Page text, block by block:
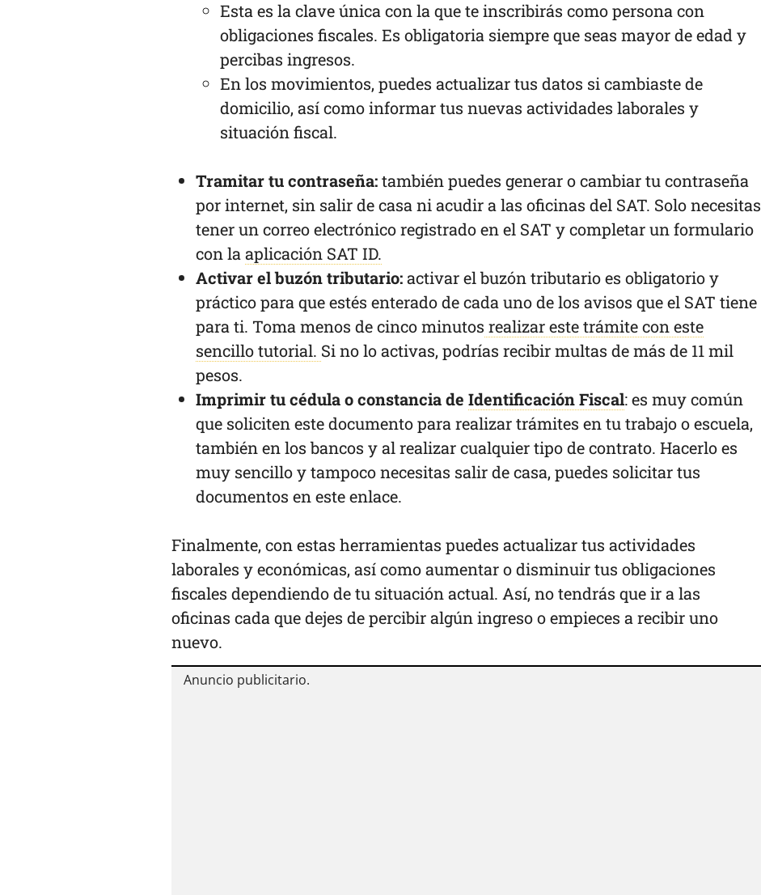
Esta es la clave única con la que te inscribirás como persona con
obligaciones fiscales. Es obligatoria siempre que seas mayor de edad y
percibas ingresos.
En los movimientos, puedes actualizar tus datos si cambiaste de
domicilio, así como informar tus nuevas actividades laborales y
situación fiscal.
Tramitar tu contraseña:también puedes generar o cambiar tu contraseña
por internet, sin salir de casa ni acudir a las oficinas del SAT. Solo necesitas
tener un correo electrónico registrado en el SAT y completar un formulario
con la aplicación SAT ID.
Activar el buzón tributario:activar el buzón tributario es obligatorio y
práctico para que estés enterado de cada uno de los avisos que el SAT tiene
para ti. Toma menos de cinco minutos realizar este trámite con este
sencillo tutorial. Si no lo activas, podrías recibir multas de más de 11 mil
pesos.
Imprimir tu cédula o constancia de Identificación Fiscal: es muy común
que soliciten este documento para realizar trámites en tu trabajo o escuela,
también en los bancos y al realizar cualquier tipo de contrato. Hacerlo es
muy sencillo y tampoco necesitas salir de casa, puedes solicitar tus
documentos en este enlace.
Finalmente, con estas herramientas puedes actualizar tus actividades
laborales y económicas, así como aumentar o disminuir tus obligaciones
fiscales dependiendo de tu situación actual. Así, no tendrás que ir a las
oficinas cada que dejes de percibir algún ingreso o empieces a recibir uno
nuevo.